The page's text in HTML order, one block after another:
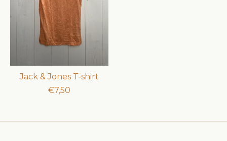
Jack & Jones T-shirt
€7,50